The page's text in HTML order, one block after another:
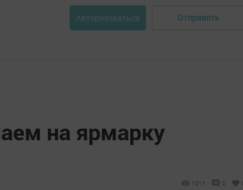
Авторизоваться Отправить
на ярмарку
1011 0